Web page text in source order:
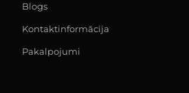
Blogs
Kontaktinformācija
Pakalpojumi